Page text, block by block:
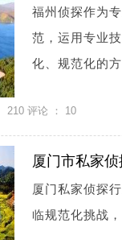
福州侦探作为
范，运用专业
化、规范化的
210 评论 ： 10
厦门市私家
厦门私家侦探
临规范化挑战